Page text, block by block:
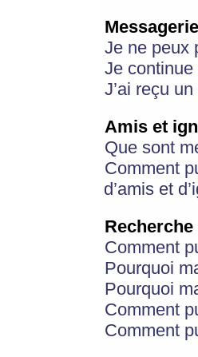
Je ne peux
Je
J’ai reçu
Amis et
Que sont
Comment
d’amis et
Comment
Pourquoi
Pourquoi
Comment
Comment